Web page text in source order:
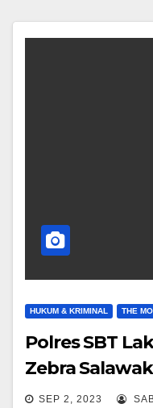
HUKUM & KRIMINAL THE
Polres SBT
Zebra
SEP 2, 2023